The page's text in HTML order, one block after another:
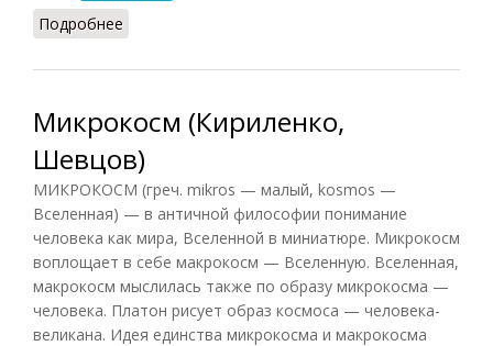
Подробнее
Микрокосм (Кириленко,
Шевцов)
МИКРОКОСМ (греч. mikros — малый, kosmos —
Вселенная) — в античной философии понимание
человека как мира, Вселенной в миниатюре. Микрокосм
воплощает в себе макрокосм — Вселенную. Вселенная,
макрокосм мыслилась также по образу микрокосма —
человека. Платон рисует образ космоса — человека-
великана. Идея единства микрокосма и макрокосма